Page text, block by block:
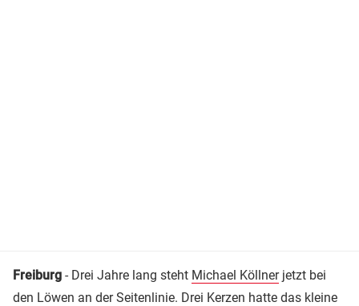
Freiburg - Drei Jahre lang steht Michael Köllnerjetzt bei
den Löwen an der Seitenlinie. Drei Kerzen hatte das kleine